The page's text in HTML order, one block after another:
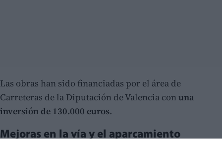
Las obras han sido financiadas por el área de
Carreteras de la Diputación de Valencia con una
inversión de 130.000 euros.
Mejoras en la vía y el aparcamiento